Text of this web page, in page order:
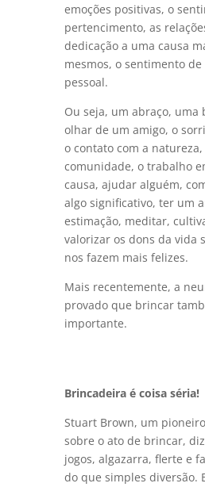
emoções positivas, o
pertencimento, as
dedicação a uma causa
mesmos, o sentimento de
pessoal.
Ou seja, um abraço, uma
olhar de um amigo, o
o contato com a
comunidade, o trabalho
causa, ajudar alguém,
algo significativo, ter um
estimação, meditar,
valorizar os dons da vida
nos fazem mais felizes.
Mais recentemente, a
provado que brincar
importante.
Brincadeira é coisa séria!
Stuart Brown, um
sobre o ato de brincar,
jogos, algazarra, flerte e
do que simples diversão.